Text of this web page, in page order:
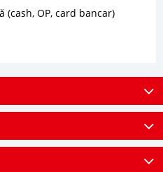
OP, card bancar)